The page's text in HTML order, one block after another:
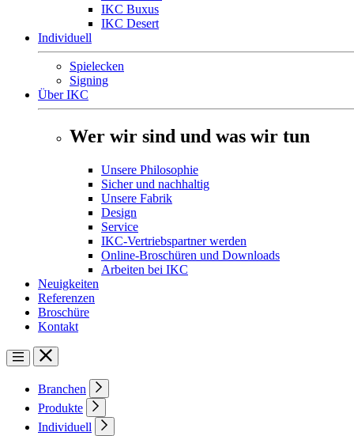
IKC Buxus
IKC Desert
Individuell
Spielecken
Signing
Über IKC
Wer wir sind und was wir tun
Unsere Philosophie
Sicher und nachhaltig
Unsere Fabrik
Design
Service
IKC-Vertriebspartner werden
Online-Broschüren und Downloads
Arbeiten bei IKC
Neuigkeiten
Referenzen
Broschüre
Kontakt
Branchen
Produkte
Individuell